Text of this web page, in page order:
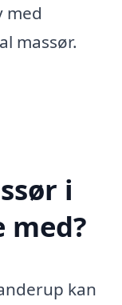
med
massør.
i
med?
kan